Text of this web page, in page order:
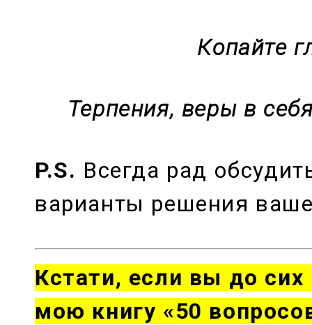
Копайте
Терпения, веры в
P.S. Всегда рад
варианты решения
Кстати, если вы до сих
мою книгу «50